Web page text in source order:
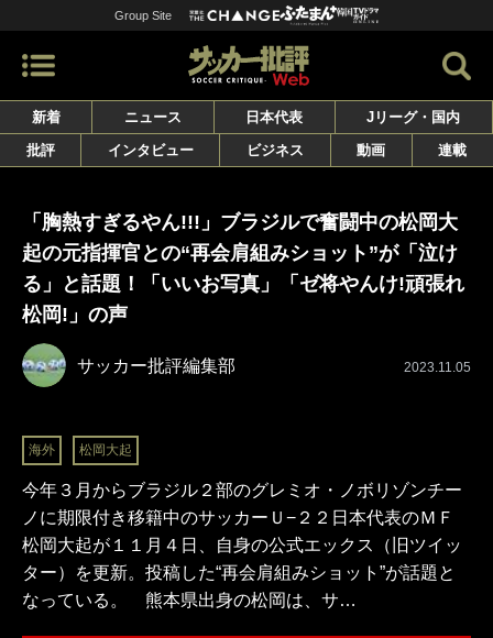
Group Site
新着 ニュース 日本代表
Jリーグ・国内
批評
インタビュー ビジネス 動画 連載
「胸熱すぎるやん!!!」ブラジルで奮闘中の松岡大
起の元指揮官との“再会肩組みショット”が「泣け
る」と話題！「いいお写真」「ゼ将やんけ!頑張れ
松岡!」の声
サッカー批評編集部 2023.11.05
海外 松岡大起
今年３月からブラジル２部のグレミオ・ノボリゾンチー
ノに期限付き移籍中のサッカーＵ−２２日本代表のＭＦ
松岡大起が１１月４日、自身の公式エックス（旧ツイッ
ター）を更新。投稿した“再会肩組みショット”が話題と
なっている。 熊本県出身の松岡は、サ…